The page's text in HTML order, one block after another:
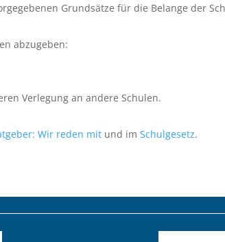
Grundsätze für die Belange der
abzugeben:
Verlegung an andere Schulen.
Wir reden mit und im Schulgesetz.